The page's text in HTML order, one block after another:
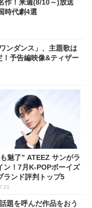
作！来週(8/10～)放送
時代劇4選
ンダンス」、主題歌は
予告編映像&ティザー
魅了” ATEEZ サンがラ
ン！7月K-POPボーイズ
ランド評判トップ5
題を呼んだ作品をおう